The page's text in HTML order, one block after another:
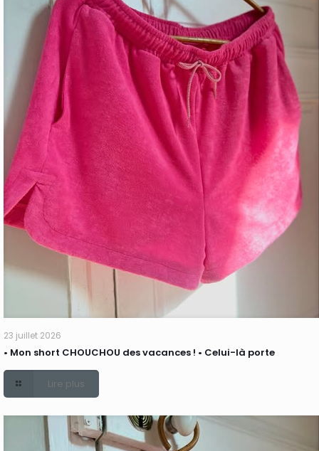
23 juillet 2026
• Mon short CHOUCHOU des vacances ! • Celui-là porte
Lire plus